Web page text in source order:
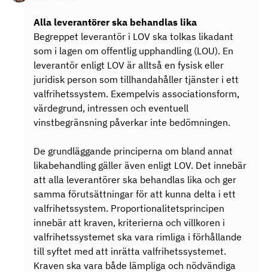
Alla leverantörer ska behandlas lika
Begreppet leverantör i LOV ska tolkas likadant
som i lagen om offentlig upphandling (LOU). En
leverantör enligt LOV är alltså en fysisk eller
juridisk person som tillhandahåller tjänster i ett
valfrihetssystem. Exempelvis associationsform,
värdegrund, intressen och eventuell
vinstbegränsning påverkar inte bedömningen.
De grundläggande principerna om bland annat
likabehandling gäller även enligt LOV. Det innebär
att alla leverantörer ska behandlas lika och ger
samma förutsättningar för att kunna delta i ett
valfrihetssystem. Proportionalitetsprincipen
innebär att kraven, kriterierna och villkoren i
valfrihetssystemet ska vara rimliga i förhållande
till syftet med att inrätta valfrihetssystemet.
Kraven ska vara både lämpliga och nödvändiga